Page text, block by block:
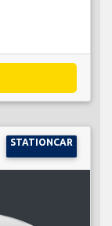
STATIONCAR